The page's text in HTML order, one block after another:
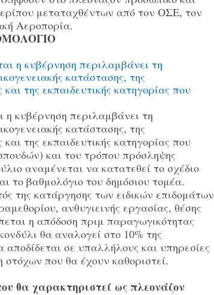
μεταταχθέντων από τον ΟΣΕ, τον
Αεροπορία.
η κυβέρνηση περιλαμβάνει τη
κατάστασης, της
της εκπαιδευτικής κατηγορίας που
και του τρόπου πρόσληψης
αναμένεται να κατατεθεί το σχέδιο
το βαθμολόγιο του δημόσιου τομέα.
της κατάργησης των ειδικών επιδομάτων
ανθυγιεινής εργασίας, θέσης
η απόδοση πριμ παραγωγικότητας
θα αναλογεί στο 10% της
αποδίδεται σε υπαλλήλους και υπηρεσίες
που θα έχουν καθοριστεί.
θα χαρακτηριστεί ως πλεονάζον